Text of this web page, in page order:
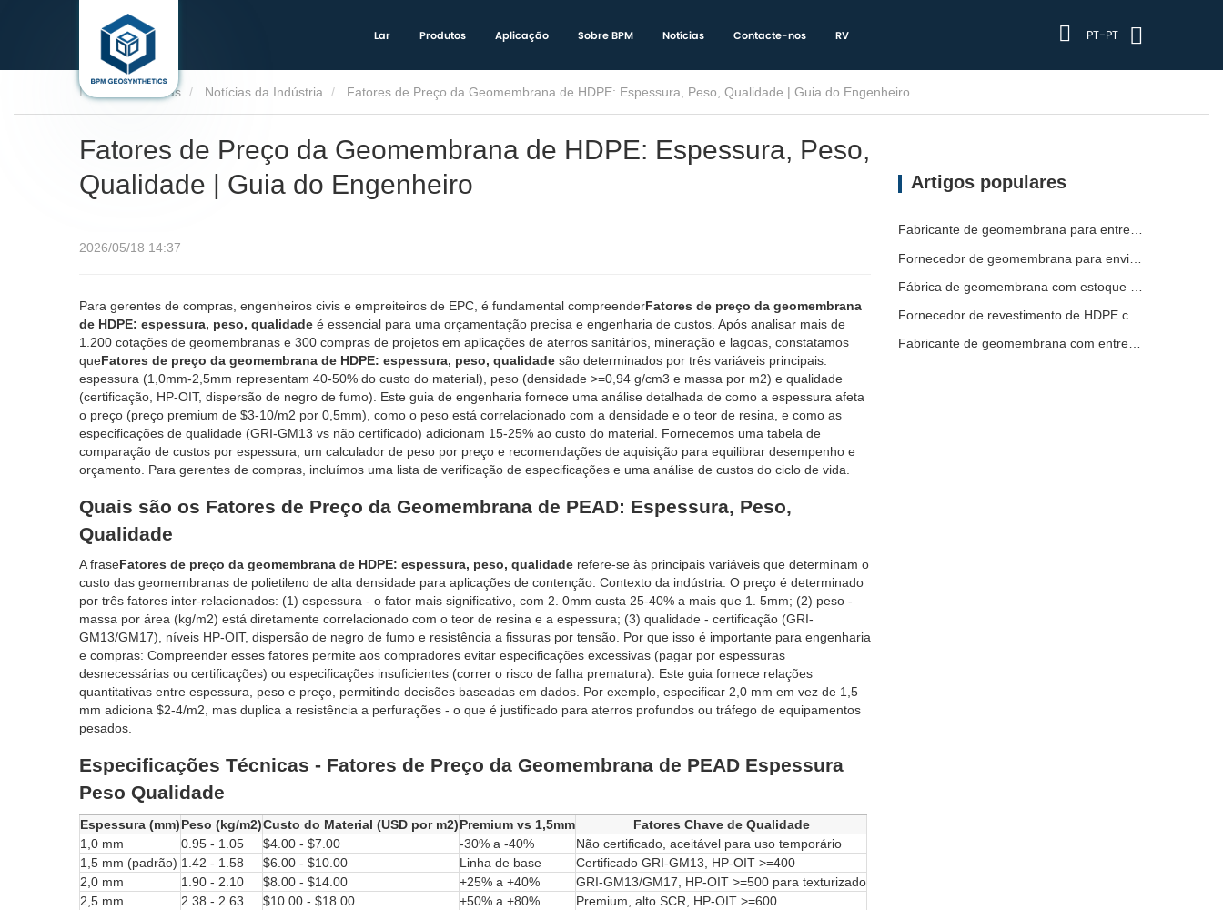
Lar Produtos Aplicação Sobre BPM Notícias Contacte-nos RV PT-PT
Notícias Notícias da Indústria Fatores de Preço da Geomembrana de HDPE: Espessura, Peso, Qualidade | Guia do Engenheiro
Fatores de Preço da Geomembrana de HDPE: Espessura, Peso,
Qualidade | Guia do Engenheiro
2026/05/18 14:37
Para gerentes de compras, engenheiros civis e empreiteiros de EPC, é fundamental compreenderFatores de preço da geomembrana
de HDPE: espessura, peso, qualidade é essencial para uma orçamentação precisa e engenharia de custos. Após analisar mais de
1.200 cotações de geomembranas e 300 compras de projetos em aplicações de aterros sanitários, mineração e lagoas, constatamos
queFatores de preço da geomembrana de HDPE: espessura, peso, qualidade são determinados por três variáveis principais:
espessura (1,0mm-2,5mm representam 40-50% do custo do material), peso (densidade >=0,94 g/cm3 e massa por m2) e qualidade
(certificação, HP-OIT, dispersão de negro de fumo). Este guia de engenharia fornece uma análise detalhada de como a espessura afeta
o preço (preço premium de $3-10/m2 por 0,5mm), como o peso está correlacionado com a densidade e o teor de resina, e como as
especificações de qualidade (GRI-GM13 vs não certificado) adicionam 15-25% ao custo do material. Fornecemos uma tabela de
comparação de custos por espessura, um calculador de peso por preço e recomendações de aquisição para equilibrar desempenho e
orçamento. Para gerentes de compras, incluímos uma lista de verificação de especificações e uma análise de custos do ciclo de vida.
Quais são os Fatores de Preço da Geomembrana de PEAD: Espessura, Peso,
Qualidade
A fraseFatores de preço da geomembrana de HDPE: espessura, peso, qualidade refere-se às principais variáveis que determinam o
custo das geomembranas de polietileno de alta densidade para aplicações de contenção. Contexto da indústria: O preço é determinado
por três fatores inter-relacionados: (1) espessura - o fator mais significativo, com 2. 0mm custa 25-40% a mais que 1. 5mm; (2) peso -
massa por área (kg/m2) está diretamente correlacionado com o teor de resina e a espessura; (3) qualidade - certificação (GRI-
GM13/GM17), níveis HP-OIT, dispersão de negro de fumo e resistência a fissuras por tensão. Por que isso é importante para engenharia
e compras: Compreender esses fatores permite aos compradores evitar especificações excessivas (pagar por espessuras
desnecessárias ou certificações) ou especificações insuficientes (correr o risco de falha prematura). Este guia fornece relações
quantitativas entre espessura, peso e preço, permitindo decisões baseadas em dados. Por exemplo, especificar 2,0 mm em vez de 1,5
mm adiciona $2-4/m2, mas duplica a resistência a perfurações - o que é justificado para aterros profundos ou tráfego de equipamentos
pesados.
Especificações Técnicas - Fatores de Preço da Geomembrana de PEAD Espessura
Peso Qualidade
Espessura (mm)Peso (kg/m2)Custo do Material (USD por m2)Premium vs 1,5mm
Fatores Chave de Qualidade
1,0 mm
0.95 - 1.05 $4.00 - $7.00 -30% a -40%
Não certificado, aceitável para uso temporário
1,5 mm (padrão) 1.42 - 1.58 $6.00 - $10.00 Linha de base
Certificado GRI-GM13, HP-OIT >=400
2,0 mm
1.90 - 2.10 $8.00 - $14.00 +25% a +40%
GRI-GM13/GM17, HP-OIT >=500 para texturizado
2,5 mm
2.38 - 2.63 $10.00 - $18.00 +50% a +80%
Premium, alto SCR, HP-OIT >=600
Artigos populares
Fabricante de geomembrana para entrega de projetos
Fabricante de geomembrana com entrega rápida